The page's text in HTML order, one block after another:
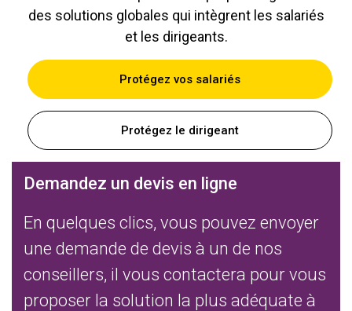
des solutions globales qui intègrent les salariés
et les dirigeants.
Protégez vos salariés
Protégez le dirigeant
Demandez un devis en ligne
En quelques clics, vous pouvez envoyer
une demande de devis à un de nos
conseillers, il vous contactera pour vous
proposer la solution la plus adéquate à